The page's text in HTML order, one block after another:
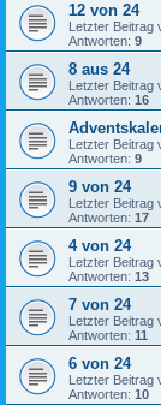
12 von 24
Letzter Beitrag
Antworten: 9
8 aus 24
Letzter Beitrag
Antworten: 16
Letzter Beitrag
Antworten: 9
9 von 24
Letzter Beitrag
Antworten: 17
4 von 24
Letzter Beitrag
Antworten: 13
7 von 24
Letzter Beitrag
Antworten: 11
6 von 24
Letzter Beitrag
Antworten: 10